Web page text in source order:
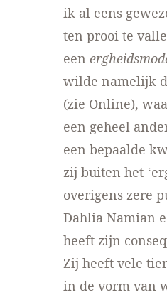
ik al eens
ten prooi te
een
wilde namelijk
(zie Online),
een geheel
een bepaalde
zij buiten het
overigens zere
Dahlia Namian
heeft zijn
Zij heeft vele
­in de vorm van